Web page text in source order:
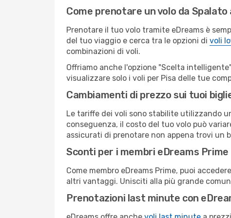
Come prenotare un volo da Spalato
Prenotare il tuo volo tramite eDreams è
del tuo viaggio e cerca tra le opzioni di voli
combinazioni di voli.
Offriamo anche l'opzione "Scelta
visualizzare solo i voli per Pisa delle tue
Cambiamenti di prezzo sui tuoi
Le tariffe dei voli sono stabilite utilizzando
conseguenza, il costo del tuo volo può
assicurati di prenotare non appena trovi un
Sconti per i membri eDreams Prime
Come membro eDreams Prime, puoi
altri vantaggi. Unisciti alla più grande
Prenotazioni last minute con